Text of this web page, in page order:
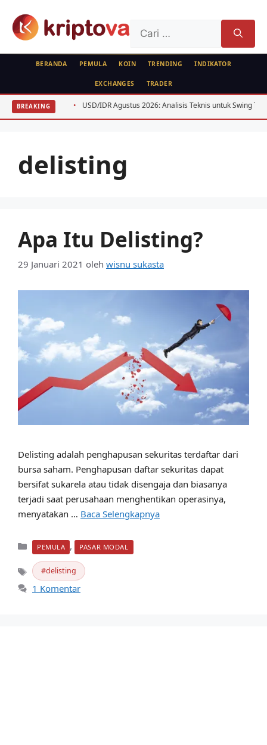
untuk:
BERANDA PEMULA KOIN TRENDING INDIKATOR
EXCHANGES TRADER
BREAKING
ETH USD/IDR Agustus 2026: Analisis Teknis untuk Swing Trader
delisting
Apa Itu Delisting?
29 Januari 2021 oleh wisnu sukasta
Delisting adalah penghapusan sekuritas terdaftar dari
bursa saham. Penghapusan daftar sekuritas dapat
bersifat sukarela atau tidak disengaja dan biasanya
terjadi saat perusahaan menghentikan operasinya,
menyatakan … Baca Selengkapnya
Kategori
PEMULA , PASAR MODAL
Tag delisting
1 Komentar